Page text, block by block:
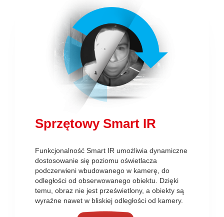
Sprzętowy Smart IR
Funkcjonalność Smart IR umożliwia dynamiczne
dostosowanie się poziomu oświetlacza
podczerwieni wbudowanego w kamerę, do
odległości od obserwowanego obiektu. Dzięki
temu, obraz nie jest prześwietlony, a obiekty są
wyraźne nawet w bliskiej odległości od kamery.